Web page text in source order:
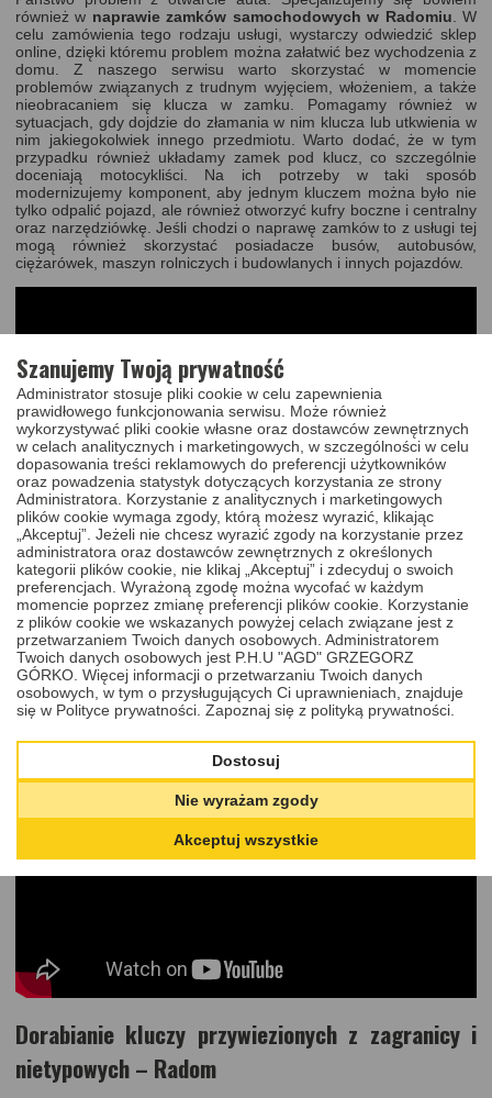
również w naprawie zamków samochodowych w Radomiu . W
celu zamówienia tego rodzaju usługi, wystarczy odwiedzić sklep
online, dzięki któremu problem można załatwić bez wychodzenia z
domu. Z naszego serwisu warto skorzystać w momencie
problemów związanych z trudnym wyjęciem, włożeniem, a także
nieobracaniem się klucza w zamku. Pomagamy również w
sytuacjach, gdy dojdzie do złamania w nim klucza lub utkwienia w
nim jakiegokolwiek innego przedmiotu. Warto dodać, że w tym
przypadku również układamy zamek pod klucz , co szczególnie
doceniają motocykliści. Na ich potrzeby w taki sposób
modernizujemy komponent, aby jednym kluczem można było nie
tylko odpalić pojazd, ale również otworzyć kufry boczne i centralny
oraz narzędziówkę. Jeśli chodzi o naprawę zamków to z usługi tej
mogą również skorzystać posiadacze busów, autobusów,
ciężarówek, maszyn rolniczych i budowlanych i innych pojazdów.
Naprawa kluczy i pilotów samochodowych -
Radom
Kolejną usługą realizowaną przez naszą firmę jestnaprawa
kluczy i pilotów samochodowych. Jeśli są zatem Państwo z
Radomia lub innych miejscowości z okolicy, zachęcamy do
skorzystania z naszej oferty. W tym przypadku także wystarczy
przejść dosklepu internetowegoi wybrać interesującą Państwa
usługę. Kiedy konkretnie można liczyć na naszą pomoc? Między
innymi w sytuacjach, gdy występuje problem z otwarciem zamka w
sposób tradycyjny bądź zbliżeniowy. Oprócz tego naprawiamy
również awarie związane z nieładowaniem się akumulatora
podczas jazdy czy blokowaniem się klucza w stacyjce.
Serwisujemy również obudowy scyzorykowe, gdy nie można w
nich złożyć grotu klucza. W celu usunięcia usterek wykonujemy
takie prace, jak na przykład wymiana mikrowłączników pilota,
akumulatora lub mocowania baterii. Nasi fachowcy docinają także
nowy groty bądź serwisują microswitche.
Dorabianie kluczy przywiezionych z zagranicy i
nietypowych – Radom
Szanujemy Twoją prywatność
Administrator stosuje pliki cookie w celu zapewnienia
prawidłowego funkcjonowania serwisu. Może również
wykorzystywać pliki cookie własne oraz dostawców zewnętrznych
w celach analitycznych i marketingowych, w szczególności w celu
dopasowania treści reklamowych do preferencji użytkowników
oraz powadzenia statystyk dotyczących korzystania ze strony
Administratora. Korzystanie z analitycznych i marketingowych
plików cookie wymaga zgody, którą możesz wyrazić, klikając
„Akceptuj”. Jeżeli nie chcesz wyrazić zgody na korzystanie przez
administratora oraz dostawców zewnętrznych z określonych
kategorii plików cookie, nie klikaj „Akceptuj” i zdecyduj o swoich
preferencjach. Wyrażoną zgodę można wycofać w każdym
momencie poprzez zmianę preferencji plików cookie. Korzystanie
z plików cookie we wskazanych powyżej celach związane jest z
przetwarzaniem Twoich danych osobowych. Administratorem
Twoich danych osobowych jest P.H.U "AGD" GRZEGORZ
GÓRKO. Więcej informacji o przetwarzaniu Twoich danych
osobowych, w tym o przysługujących Ci uprawnieniach, znajduje
się w Polityce prywatności. Zapoznaj się z polityką prywatności.
Dostosuj
Nie wyrażam zgody
Akceptuj wszystkie